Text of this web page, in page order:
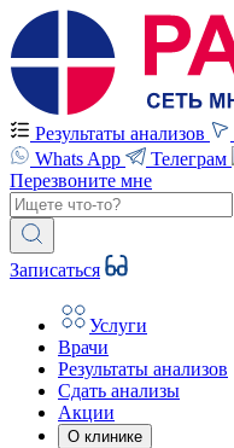
Результаты анализов
Whats App
Телеграм
Перезвоните мне
Записаться
Услуги
Врачи
Результаты анализов
Сдать анализы
Акции
О клинике